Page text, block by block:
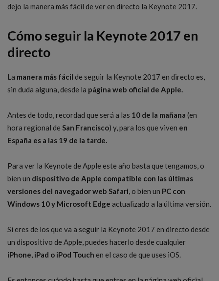
dejo la manera más fácil de ver en directo la Keynote 2017.
Cómo seguir la Keynote 2017 en
directo
La manera más fácil de seguir la Keynote 2017 en directo es,
sin duda alguna, desde la página web oficial de Apple.
Antes de todo, recordad que será a las 10 de la mañana (en
hora regional de San Francisco) y, para los que viven en
España es a las 19 de la tarde.
Para ver la Keynote de Apple este año basta que tengamos, o
bien un dispositivo de Apple compatible con las últimas
versiones del navegador web Safari, o bien un PC con
Windows 10 y Microsoft Edge actualizado a la última versión.
Si eres de los que va a seguir la Keynote 2017 en directo desde
un dispositivo de Apple, puedes hacerlo desde cualquier
iPhone, iPad o iPod Touch en el caso de que uses iOS.